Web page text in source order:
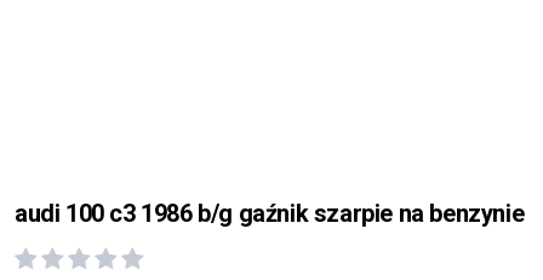
audi 100 c3 1986 b/g gaźnik szarpie na benzynie